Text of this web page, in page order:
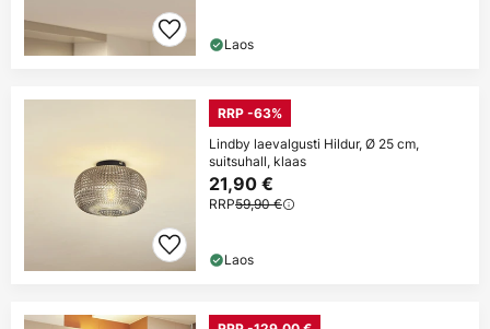
Laos
RRP -63%
Lindby laevalgusti Hildur, Ø 25 cm,
suitsuhall, klaas
21,90 €
RRP59,90 €
Laos